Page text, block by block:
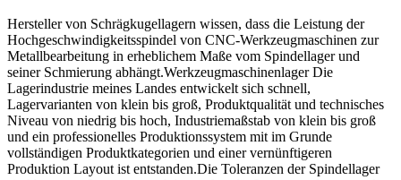
Hersteller von Schrägkugellagern wissen, dass die Leistung der
Hochgeschwindigkeitsspindel von CNC-Werkzeugmaschinen zur
Metallbearbeitung in erheblichem Maße vom Spindellager und
seiner Schmierung abhängt.Werkzeugmaschinenlager Die
Lagerindustrie meines Landes entwickelt sich schnell,
Lagervarianten von klein bis groß, Produktqualität und technisches
Niveau von niedrig bis hoch, Industriemaßstab von klein bis groß
und ein professionelles Produktionssystem mit im Grunde
vollständigen Produktkategorien und einer vernünftigeren
Produktion Layout ist entstanden.Die Toleranzen der Spindellager